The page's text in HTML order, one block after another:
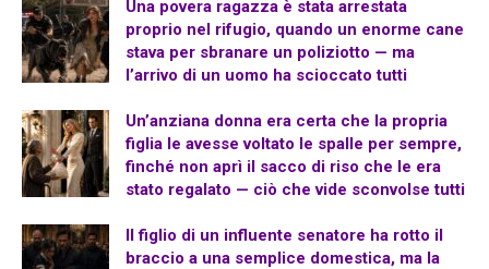
Una povera ragazza è stata arrestata
proprio nel rifugio, quando un enorme cane
stava per sbranare un poliziotto — ma
l’arrivo di un uomo ha scioccato tutti
Un’anziana donna era certa che la propria
figlia le avesse voltato le spalle per sempre,
finché non aprì il sacco di riso che le era
stato regalato — ciò che vide sconvolse tutti
Il figlio di un influente senatore ha rotto il
braccio a una semplice domestica, ma la